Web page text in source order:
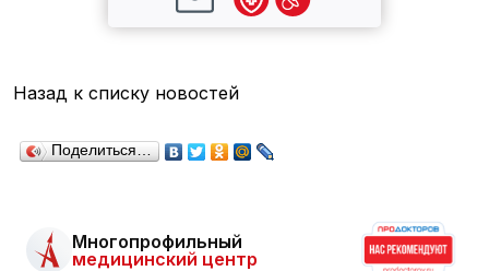
Назад к списку новостей
Поделиться…
Многопрофильный
медицинский центр